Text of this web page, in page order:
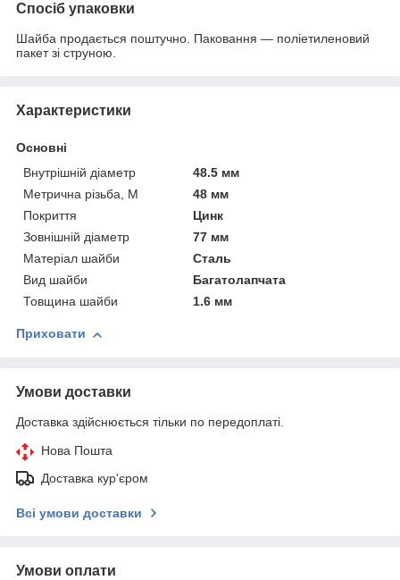
Спосіб упаковки
Шайба продається поштучно. Паковання — поліетиленовий
пакет зі струною.
Характеристики
Основні
Внутрішній діаметр
48.5 мм
Метрична різьба, М
48 мм
Покриття
Цинк
Зовнішній діаметр
77 мм
Матеріал шайби
Сталь
Вид шайби
Багатолапчата
Товщина шайби
1.6 мм
Приховати
Умови доставки
Доставка здійснюється тільки по передоплаті.
Нова Пошта
Доставка кур'єром
Всі умови доставки
Умови оплати